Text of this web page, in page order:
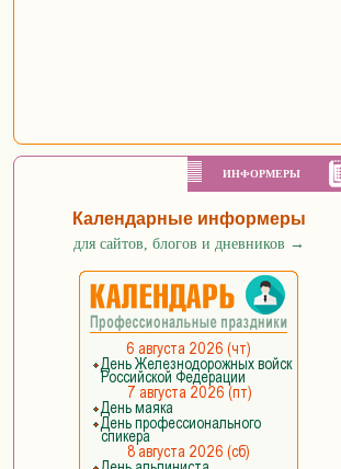
ИНФОРМЕРЫ
Календарные информеры
для сайтов, блогов и дневников →